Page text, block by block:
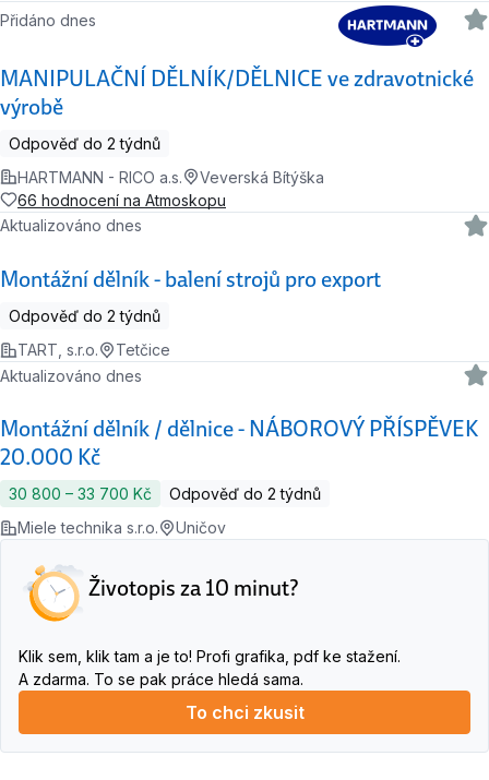
MANIPULAČNÍ DĚLNÍK/DĚLNICE ve zdravotnické
výrobě
Přidáno dnes
Odpověď do 2 týdnů
HARTMANN - RICO a.s.
Veverská Bítýška
66 hodnocení na Atmoskopu
Montážní dělník - balení strojů pro export
Aktualizováno dnes
Odpověď do 2 týdnů
TART, s.r.o.
Tetčice
Montážní dělník / dělnice - NÁBOROVÝ PŘÍSPĚVEK
20.000 Kč
Aktualizováno dnes
30 800 ‍–‍ 33 700 Kč
Odpověď do 2 týdnů
Miele technika s.r.o.
Uničov
Životopis za 10 minut?
Klik sem, klik tam a je to! Profi grafika, pdf ke stažení.
A zdarma. To se pak práce hledá sama.
To chci zkusit